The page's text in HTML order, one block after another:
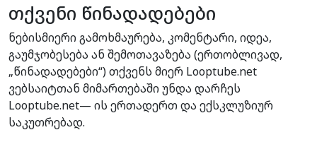
თქვენი წინადადებები
ნებისმიერი გამოხმაურება, კომენტარი, იდეა,
გაუმჯობესება ან შემოთავაზება (ერთობლივად,
„წინადადებები“) თქვენს მიერ Looptube.net
ვებსაიტთან მიმართებაში უნდა დარჩეს
Looptube.net— ის ერთადერთ და ექსკლუზიურ
საკუთრებად.